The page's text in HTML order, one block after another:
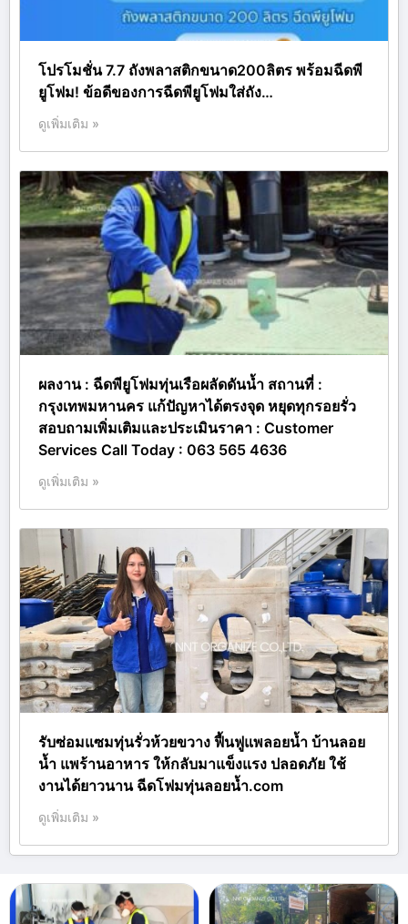
โปรโมชั่น 7.7 ถังพลาสติกขนาด200ลิตร พร้อมฉีดพี
ยูโฟม! ข้อดีของการฉีดพียูโฟมใส่ถัง…
ดูเพิ่มเติม »
ผลงาน : ฉีดพียูโฟมทุ่นเรือผลัดดันน้ำ สถานที่ :
กรุงเทพมหานคร แก้ปัญหาได้ตรงจุด หยุดทุกรอยรั่ว
สอบถามเพิ่มเติมและประเมินราคา : Customer
Services Call Today : 063 565 4636
ดูเพิ่มเติม »
รับซ่อมแซมทุ่นรั่วห้วยขวาง ฟื้นฟูแพลอยน้ำ บ้านลอย
น้ำ แพร้านอาหาร ให้กลับมาแข็งแรง ปลอดภัย ใช้
งานได้ยาวนาน ฉีดโฟมทุ่นลอยน้ำ.com
ดูเพิ่มเติม »